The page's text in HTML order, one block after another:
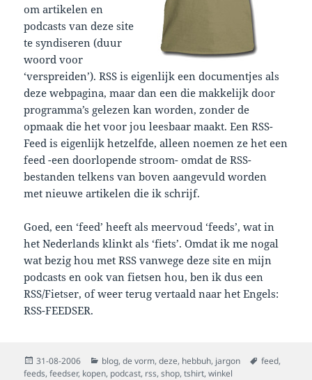
om artikelen en
podcasts van deze site
te syndiseren (duur
woord voor
‘verspreiden’). RSS is eigenlijk een documentjes als
deze webpagina, maar dan een die makkelijk door
programma’s gelezen kan worden, zonder de
opmaak die het voor jou leesbaar maakt. Een RSS-
Feed is eigenlijk hetzelfde, alleen noemen ze het een
feed -een doorlopende stroom- omdat de RSS-
bestanden telkens van boven aangevuld worden
met nieuwe artikelen die ik schrijf.
Goed, een ‘feed’ heeft als meervoud ‘feeds’, wat in
het Nederlands klinkt als ‘fiets’. Omdat ik me nogal
wat bezig hou met RSS vanwege deze site en mijn
podcasts en ook van fietsen hou, ben ik dus een
RSS/Fietser, of weer terug vertaald naar het Engels:
RSS-FEEDSER.
Posted
on
31-08-2006 Categories
blog,de vorm,deze, hebbuh, jargon Tags
feed,
feeds,feedser, kopen, podcast, rss,shop,tshirt,winkel